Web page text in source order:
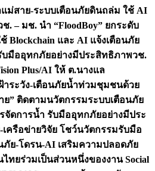
ม่สาย-ระบบเตือนภัยดินถล่ม ใช้ AI
ช. – มช. นำ “FloodBoy” ยกระดับ
Blockchain และ AI แจ้งเตือนภัย
มืออุทกภัยอย่างมีประสิทธิภาพวช.
Plus/AI ให้ ต.นางแล
าระวัง-เตือนภัยน้ำท่วมชุมชนด้วย
ย” ติดตามนวัตกรรมระบบเตือนภัย
จัดการน้ำ รับมืออุทกภัยอย่างมีประ
เครือข่ายวิจัย โชว์นวัตกรรมรับมือ
ภัย-โดรน-AI เสริมความปลอดภัย
ทยร่วมเป็นส่วนหนึ่งของงาน Social